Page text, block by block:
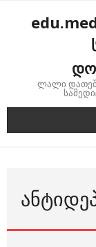
ლალი